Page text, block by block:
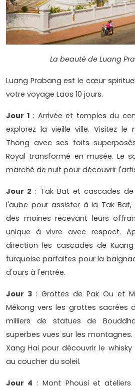
La beauté de Luang
Luang Prabang est le cœur
votre voyage Laos 10 jours.
Jour 1 : Arrivée et temples du
explorez la vieille ville. Visitez le
Thong avec ses toits
Royal transformé en musée. Le
marché de nuit pour découvrir
Jour 2 : Tak Bat et cascades de
l'aube pour assister à la Tak Bat,
des moines recevant leurs
unique à vivre avec respect.
direction les cascades de Kuang
turquoise parfaites pour la
d'ours à l'entrée.
Jour 3 : Grottes de Pak Ou et
Mékong vers les grottes sacrées
milliers de statues de
superbes vues sur les
Xang Hai pour découvrir le
au coucher du soleil.
Jour 4 : Mont Phousi et